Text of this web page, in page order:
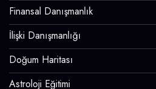
Finansal Danışmanlık
İlişki Danışmanlığı
Doğum Haritası
Astroloji Eğitimi